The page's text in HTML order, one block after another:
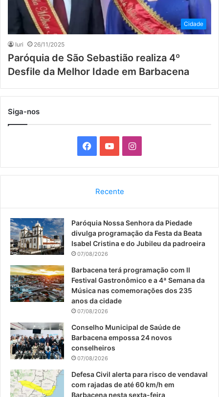
Cidade
Iuri 26/11/2025
Paróquia de São Sebastião realiza 4º
Desfile da Melhor Idade em Barbacena
Siga-nos
a
b
o
k
o
u
b
I
n
a
g
a
Recente
Paróquia Nossa Senhora da Piedade
divulga programação da Festa da Beata
Isabel Cristina e do Jubileu da padroeira
07/08/2026
Barbacena terá programação com II
Festival Gastronômico e a 4ª Semana da
Música nas comemorações dos 235
anos da cidade
07/08/2026
Conselho Municipal de Saúde de
Barbacena empossa 24 novos
conselheiros
07/08/2026
Defesa Civil alerta para risco de vendaval
com rajadas de até 60 km/h em
Barbacena nesta sexta-feira